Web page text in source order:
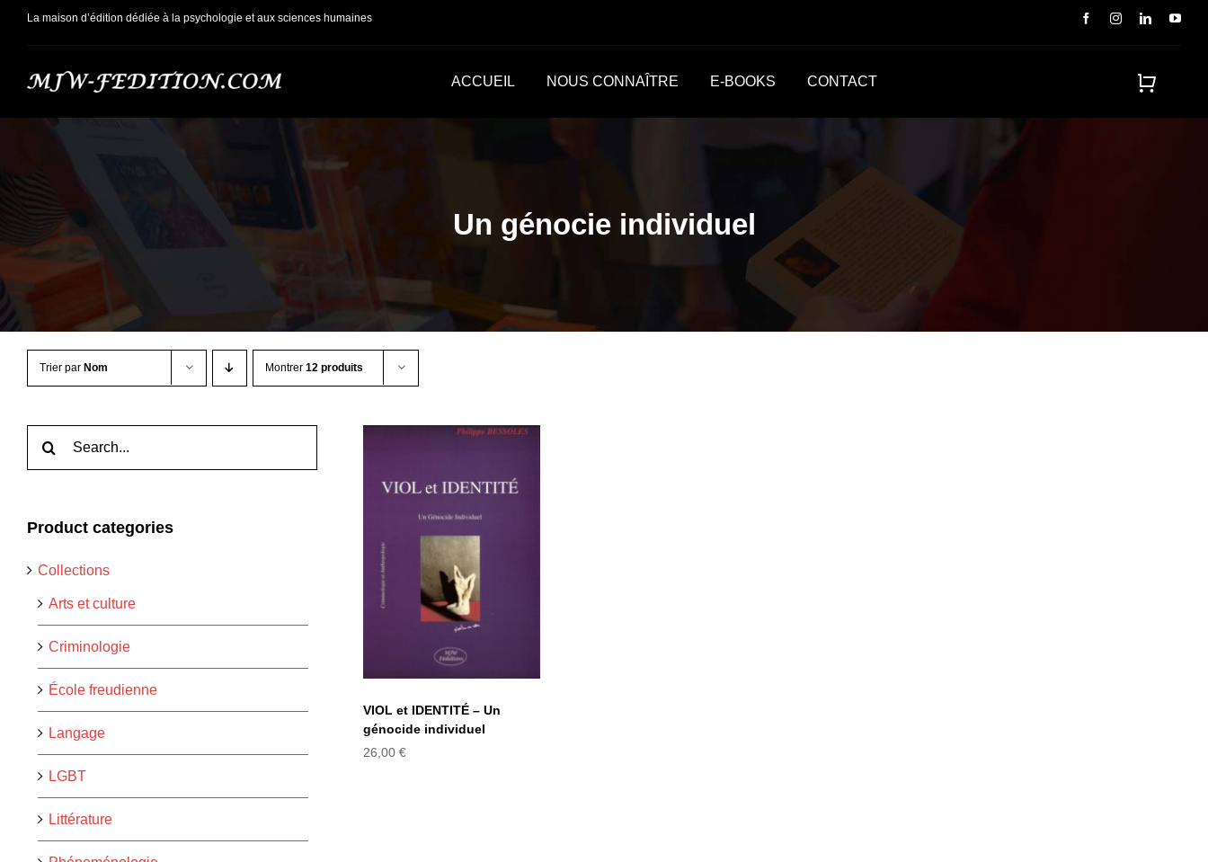
PasserLa maison d’édition dédiée à la psychologie et aux sciences humaines
ACCUEIL NOUS CONNAÎTRE E-BOOKS CONTACT
Un génocie individuel
Trier par Nom Montrer 12 produits
Product categories
Collections
Arts et culture
Criminologie
École freudienne
Langage
LGBT
Littérature
VIOL et IDENTITÉ
– Un génocide
individuel
VIOL et IDENTITÉ – Un
génocide individuel
26,00 €